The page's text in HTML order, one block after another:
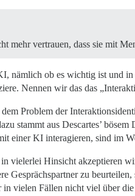
mehr vertrauen, dass sie mit
nämlich ob es wichtig ist und
Nennen wir das das
Problem der
stammt aus Descartes’
einer KI interagieren, sind im
vielerlei Hinsicht akzeptieren
Gesprächspartner zu
vielen Fällen nicht viel über